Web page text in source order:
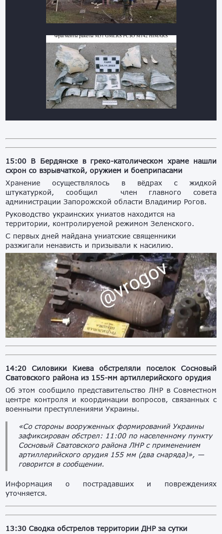
15:00 В Бердянске в греко-католическом храме нашли
схрон со взрывчаткой, оружием и боеприпасами
Хранение осуществлялось в вёдрах с жидкой
штукатуркой, сообщил член главного совета
администрации Запорожской области Владимир Рогов.
Руководство украинских униатов находится на
территории, контролируемой режимом Зеленского.
С первых дней майдана униатские священники
разжигали ненависть и призывали к насилию.
14:20 Силовики Киева обстреляли поселок Сосновый
Сватовского района из 155-мм артиллерийского орудия
Об этом сообщило представительство ЛНР в Совместном
центре контроля и координации вопросов, связанных с
военными преступлениями Украины.
«Со стороны вооруженных формирований Украины
зафиксирован обстрел: 11:00 по населенному пункту
Сосновый Сватовского района ЛНР с применением
артиллерийского орудия 155 мм (два снаряда)», —
говорится в сообщении.
Информация о пострадавших и повреждениях
уточняется.
13:30 Сводка обстрелов территории ДНР за сутки